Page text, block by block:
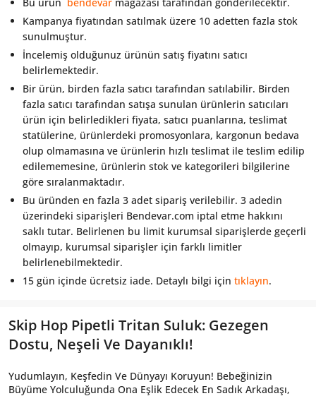
Kampanya fiyatından satılmak üzere 10 adetten fazla stok
sunulmuştur.
İncelemiş olduğunuz ürünün satış fiyatını satıcı
belirlemektedir.
Bir ürün, birden fazla satıcı tarafından satılabilir. Birden
fazla satıcı tarafından satışa sunulan ürünlerin satıcıları
ürün için belirledikleri fiyata, satıcı puanlarına, teslimat
statülerine, ürünlerdeki promosyonlara, kargonun bedava
olup olmamasına ve ürünlerin hızlı teslimat ile teslim edilip
edilememesine, ürünlerin stok ve kategorileri bilgilerine
göre sıralanmaktadır.
Bu üründen en fazla 3 adet sipariş verilebilir. 3 adedin
üzerindeki siparişleri Bendevar.com iptal etme hakkını
saklı tutar. Belirlenen bu limit kurumsal siparişlerde geçerli
olmayıp, kurumsal siparişler için farklı limitler
belirlenebilmektedir.
15 gün içinde ücretsiz iade. Detaylı bilgi için tıklayın.
Skip Hop Pipetli Tritan Suluk: Gezegen
Dostu, Neşeli Ve Dayanıklı!
Yudumlayın, Keşfedin Ve Dünyayı Koruyun! Bebeğinizin
Büyüme Yolculuğunda Ona Eşlik Edecek En Sadık Arkadaşı,